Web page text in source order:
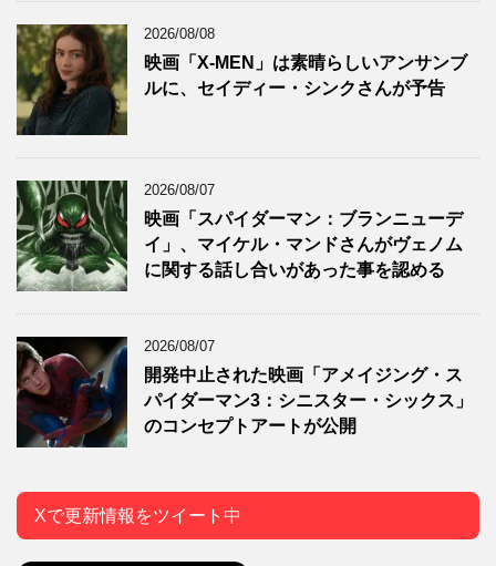
2026/08/08
映画「X-MEN」は素晴らしいアンサンブ
ルに、セイディー・シンクさんが予告
2026/08/07
映画「スパイダーマン：ブランニューデ
イ」、マイケル・マンドさんがヴェノム
に関する話し合いがあった事を認める
2026/08/07
開発中止された映画「アメイジング・ス
パイダーマン3：シニスター・シックス」
のコンセプトアートが公開
Xで更新情報をツイート中